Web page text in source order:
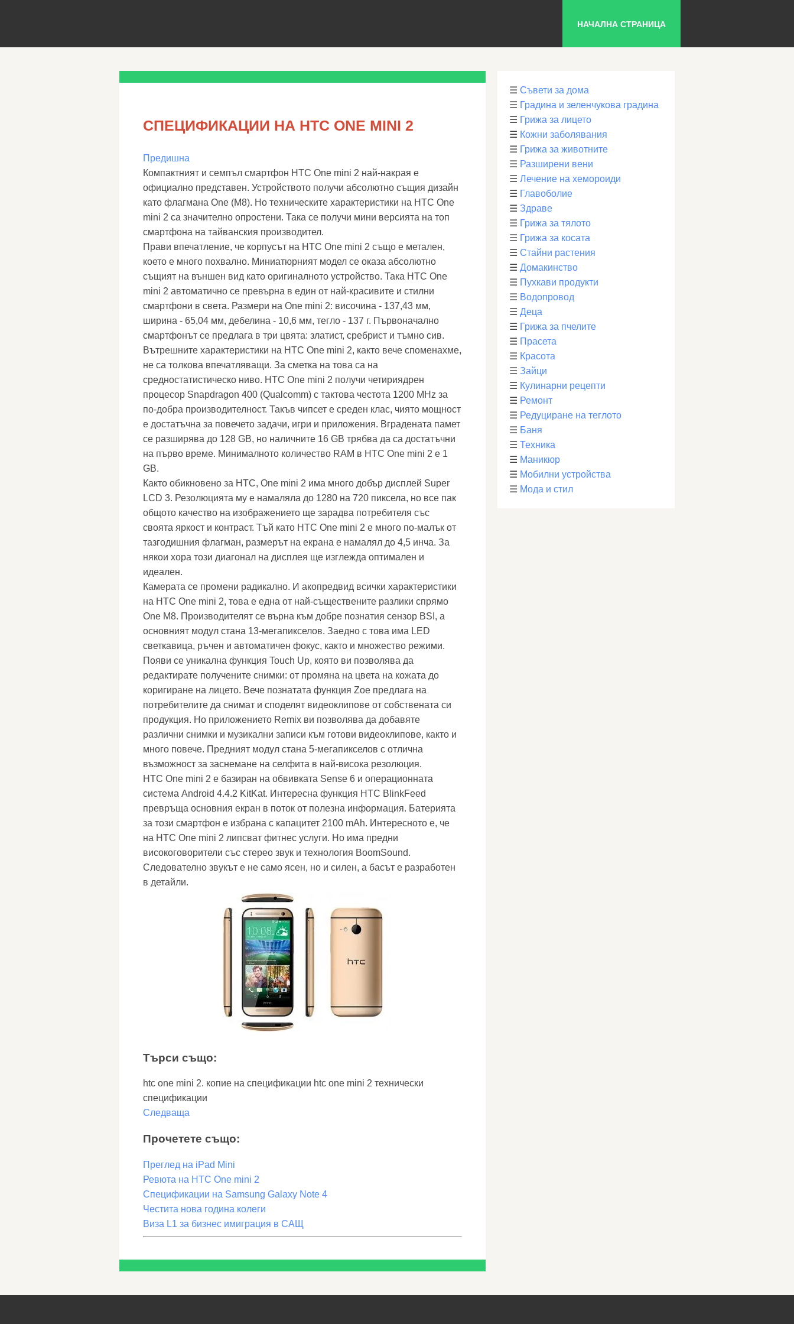
НАЧАЛНА СТРАНИЦА
СПЕЦИФИКАЦИИ НА HTC ONE MINI 2
Предишна
Компактният и семпъл смартфон HTC One mini 2 най-накрая е
официално представен. Устройството получи абсолютно същия дизайн
като флагмана One (M8). Но техническите характеристики на HTC One
mini 2 са значително опростени. Така се получи мини версията на топ
смартфона на тайванския производител.
Прави впечатление, че корпусът на HTC One mini 2 също е метален,
което е много похвално. Миниатюрният модел се оказа абсолютно
същият на външен вид като оригиналното устройство. Така HTC One
mini 2 автоматично се превърна в един от най-красивите и стилни
смартфони в света. Размери на One mini 2: височина - 137,43 мм,
ширина - 65,04 мм, дебелина - 10,6 мм, тегло - 137 г. Първоначално
смартфонът се предлага в три цвята: златист, сребрист и тъмно сив.
Вътрешните характеристики на HTC One mini 2, както вече споменахме,
не са толкова впечатляващи. За сметка на това са на
средностатистическо ниво. HTC One mini 2 получи четириядрен
процесор Snapdragon 400 (Qualcomm) с тактова честота 1200 MHz за
по-добра производителност. Такъв чипсет е среден клас, чиято мощност
е достатъчна за повечето задачи, игри и приложения. Вградената памет
се разширява до 128 GB, но наличните 16 GB трябва да са достатъчни
на първо време. Минималното количество RAM в HTC One mini 2 е 1
GB.
Както обикновено за HTC, One mini 2 има много добър дисплей Super
LCD 3. Резолюцията му е намаляла до 1280 на 720 пиксела, но все пак
общото качество на изображението ще зарадва потребителя със
своята яркост и контраст. Тъй като HTC One mini 2 е много по-малък от
тазгодишния флагман, размерът на екрана е намалял до 4,5 инча. За
някои хора този диагонал на дисплея ще изглежда оптимален и
идеален.
Камерата се промени радикално. И акопредвид всички характеристики
на HTC One mini 2, това е една от най-съществените разлики спрямо
One M8. Производителят се върна към добре познатия сензор BSI, а
основният модул стана 13-мегапикселов. Заедно с това има LED
светкавица, ръчен и автоматичен фокус, както и множество режими.
Появи се уникална функция Touch Up, която ви позволява да
редактирате получените снимки: от промяна на цвета на кожата до
коригиране на лицето. Вече познатата функция Zoe предлага на
потребителите да снимат и споделят видеоклипове от собствената си
продукция. Но приложението Remix ви позволява да добавяте
различни снимки и музикални записи към готови видеоклипове, както и
много повече. Предният модул стана 5-мегапикселов с отлична
възможност за заснемане на селфита в най-висока резолюция.
HTC One mini 2 е базиран на обвивката Sense 6 и операционната
система Android 4.4.2 KitKat. Интересна функция HTC BlinkFeed
превръща основния екран в поток от полезна информация. Батерията
за този смартфон е избрана с капацитет 2100 mAh. Интересното е, че
на HTC One mini 2 липсват фитнес услуги. Но има предни
високоговорители със стерео звук и технология BoomSound.
Следователно звукът е не само ясен, но и силен, а басът е разработен
в детайли.
Търси също:
htc one mini 2. копие на спецификации htc one mini 2 технически
спецификации
Следваща
Прочетете също:
Преглед на iPad Mini
Ревюта на HTC One mini 2
Спецификации на Samsung Galaxy Note 4
Честита нова година колеги
Виза L1 за бизнес имиграция в САЩ
☰ Съвети за дома
☰ Градина и зеленчукова градина
☰ Грижа за лицето
☰ Кожни заболявания
☰ Грижа за животните
☰ Разширени вени
☰ Лечение на хемороиди
☰ Главоболие
☰ Здраве
☰ Грижа за тялото
☰ Грижа за косата
☰ Стайни растения
☰ Домакинство
☰ Пухкави продукти
☰ Водопровод
☰ Деца
☰ Грижа за пчелите
☰ Прасета
☰ Красота
☰ Зайци
☰ Кулинарни рецепти
☰ Ремонт
☰ Редуциране на теглото
☰ Баня
☰ Техника
☰ Маникюр
☰ Мобилни устройства
☰ Мода и стил